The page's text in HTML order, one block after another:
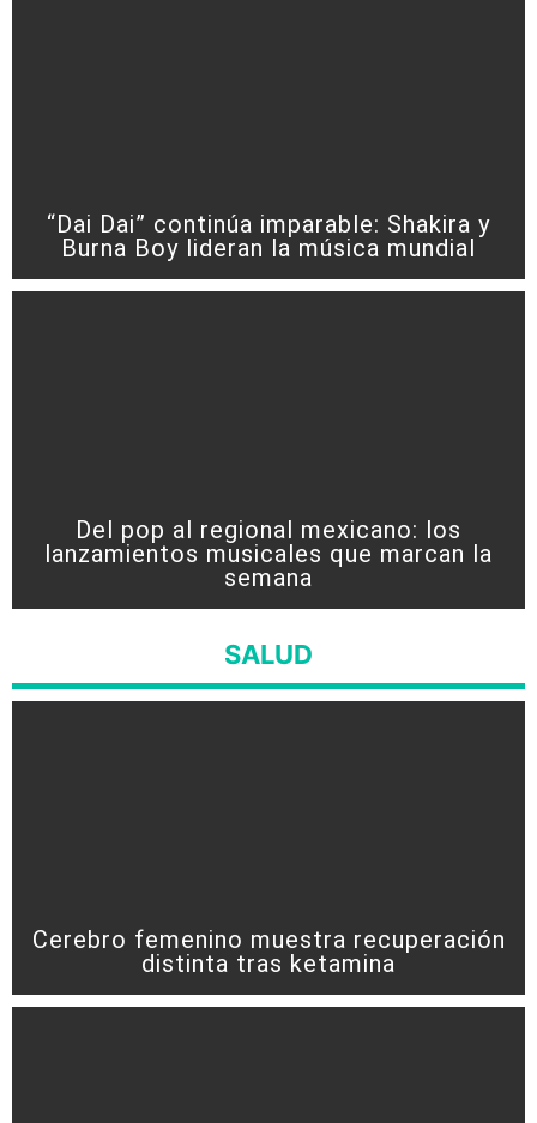
“Dai Dai” continúa imparable: Shakira y
Burna Boy lideran la música mundial
Del pop al regional mexicano: los
lanzamientos musicales que marcan la
semana
SALUD
Cerebro femenino muestra recuperación
distinta tras ketamina